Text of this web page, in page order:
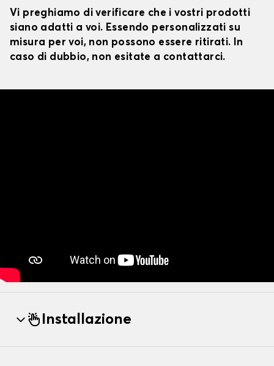
Vi preghiamo di verificare che i vostri prodotti
siano adatti a voi. Essendo personalizzati su
misura per voi, non possono essere ritirati. In
caso di dubbio, non esitate a contattarci.
Installazione